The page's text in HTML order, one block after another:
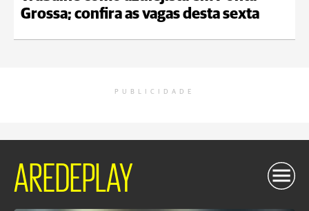
Grossa; confira as vagas desta sexta
PUBLICIDADE
AREDEPLAY